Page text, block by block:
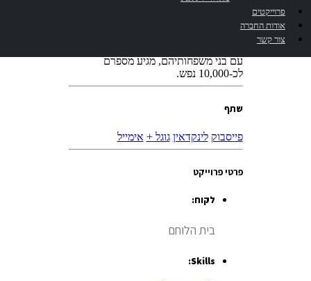
פרוייקטים
אודות החברה
צור קשר
בריכת שחייה אולימפית, מגרשי טניס,
עם בני משפחותיהם, מגיע מספרם
לכ-10,000 נפש.
שתף
פייסבוק לינקדאין גוגל + אימייל
פרטי פרוייקט
לקוח:
בית הלוחם‎
Skills: